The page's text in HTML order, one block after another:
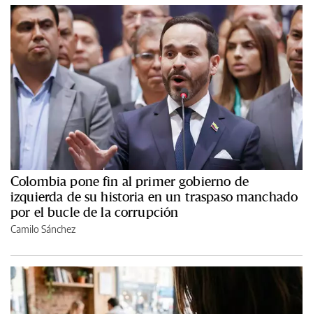
Colombia pone fin al primer gobierno de
izquierda de su historia en un traspaso manchado
por el bucle de la corrupción
Camilo Sánchez